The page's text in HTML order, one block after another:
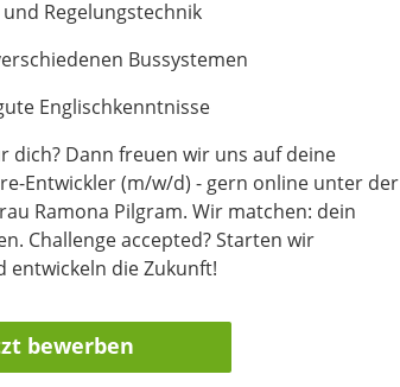
Regelungstechnik
Bussystemen
Englischkenntnisse
dich? Dann freuen wir uns auf deine
Entwickler (m/w/d) - gern online unter der
Ramona Pilgram. Wir matchen: dein
Challenge accepted? Starten wir
entwickeln die Zukunft!
bewerben